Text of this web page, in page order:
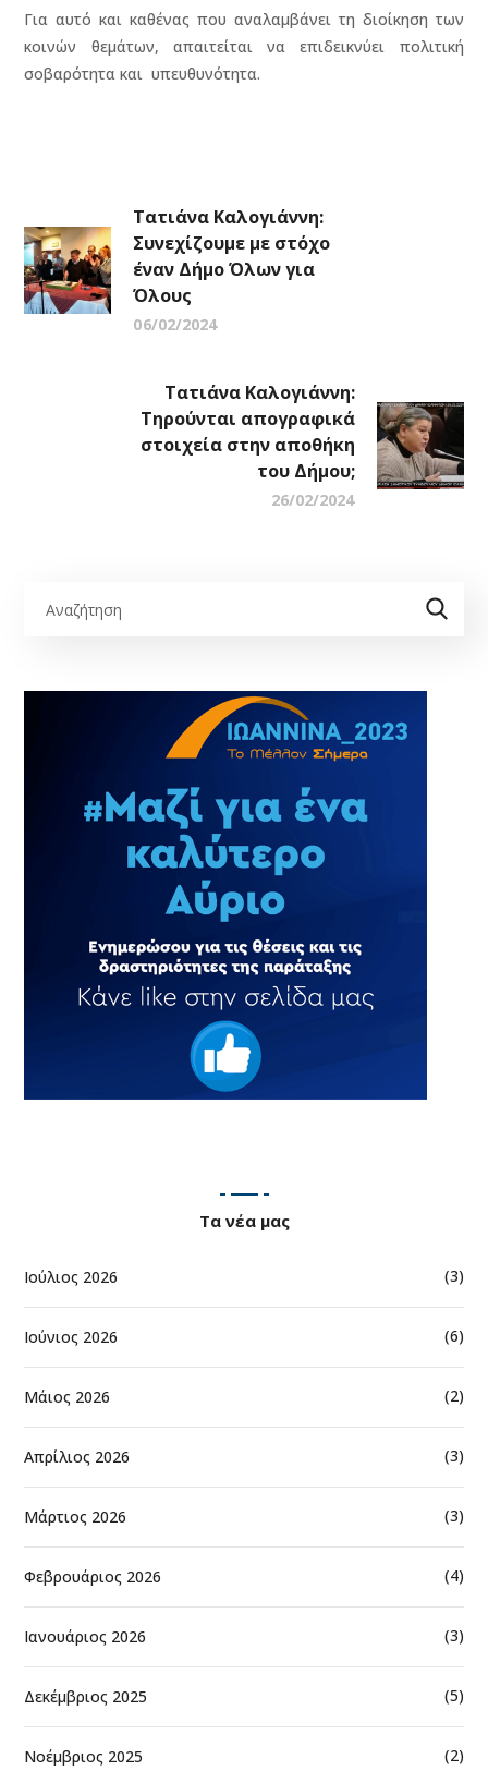
Για αυτό και καθένας που αναλαμβάνει τη διοίκηση των
κοινών θεμάτων, απαιτείται να επιδεικνύει πολιτική
σοβαρότητα και υπευθυνότητα.
Τατιάνα Καλογιάννη:
Συνεχίζουμε με στόχο
έναν Δήμο Όλων για
Όλους
06/02/2024
Τατιάνα Καλογιάννη:
Τηρούνται απογραφικά
στοιχεία στην αποθήκη
του Δήμου;
26/02/2024
Τα νέα μας
Ιούλιος 2026 (3)
Ιούνιος 2026 (6)
Μάιος 2026 (2)
Απρίλιος 2026 (3)
Μάρτιος 2026 (3)
Φεβρουάριος 2026 (4)
Ιανουάριος 2026 (3)
Δεκέμβριος 2025 (5)
Νοέμβριος 2025 (2)